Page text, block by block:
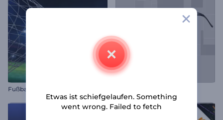
Fußballspiel Intro
Etwas ist schiefgelaufen. Something
went wrong. Failed to fetch